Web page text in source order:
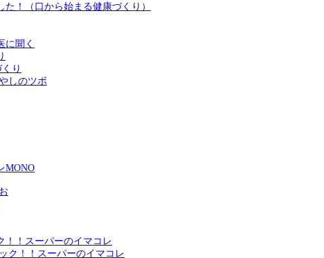
！（口から始まる健康づくり）
に聞く
り
しのツボ
MONO
！！スーパーのイマコレ
ク！！スーパーのイマコレ